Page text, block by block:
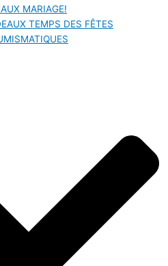
MARIAGE!
TEMPS DES FÊTES